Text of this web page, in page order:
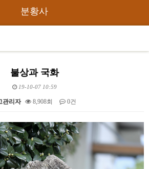
분황사
불상과 국화
19-10-07 10:59
관리자 8,908회 0건